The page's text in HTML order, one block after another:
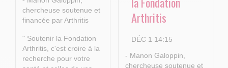
chercheuse soutenue et
financée par Arthritis
" Soutenir la Fondation
Arthritis, c'est croire à la
recherche pour votre
Arthritis
DÉC 1 14:15
- Manon Galoppin,
chercheuse soutenue et